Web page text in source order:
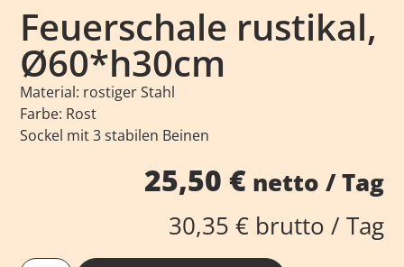
Feuerschale rustikal,
Ø60*h30cm
Material: rostiger Stahl
Farbe: Rost
Sockel mit 3 stabilen Beinen
25,50 €netto / Tag
30,35 €brutto / Tag